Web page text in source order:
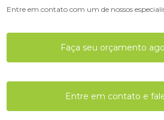
Entre em contato com um de nossos
Faça seu orçamento
Entre em contato e